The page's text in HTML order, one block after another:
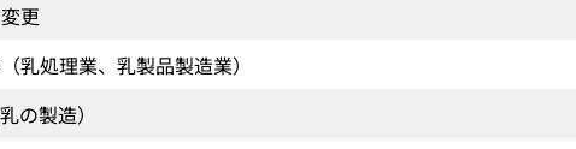
更
乳処理業、乳製品製造業）
の製造）